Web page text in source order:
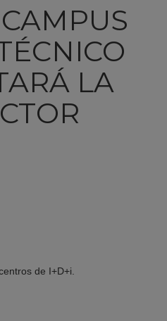
LA
de I+D+i.